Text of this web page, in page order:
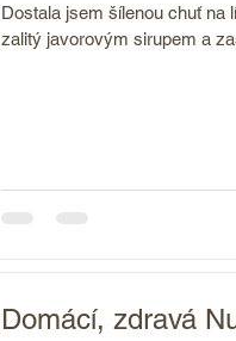
Dostala jsem šílenou chuť na
zalitý javorovým sirupem a
Domácí, zdravá